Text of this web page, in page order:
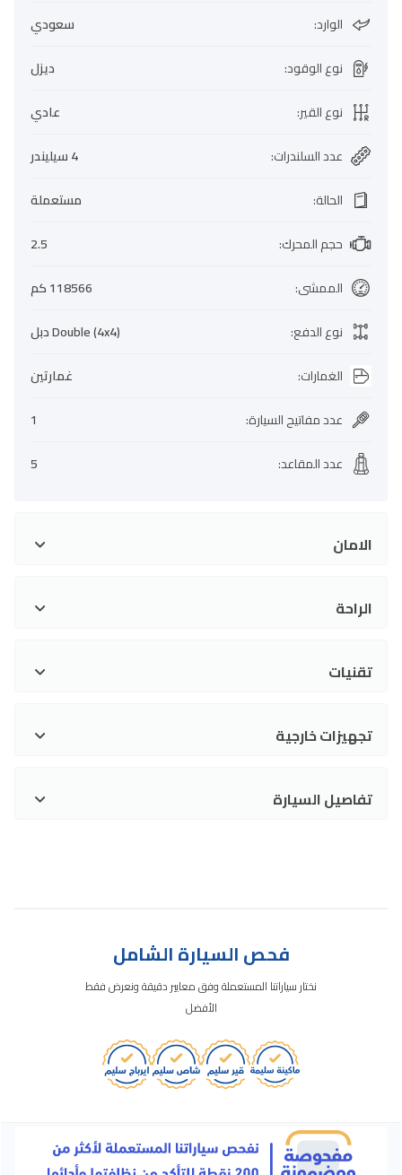
الوارد:
سعودي
نوع الوقود:
ديزل
نوع القير:
عادي
عدد السلندرات:
4 سيليندر
الحالة:
مستعملة
حجم المحرك:
2.5
الممشى:
118566 كم
نوع الدفع:
Double (4x4) دبل
الغمارات:
غمارتين
عدد مفاتيح السيارة:
1
عدد المقاعد:
5
الامان
الراحة
تقنيات
تجهيزات خارجية
تفاصيل السيارة
فحص السيارة الشامل
نختار سياراتنا المستعملة وفق معايير دقيقة ونعرض فقط
الأفضل